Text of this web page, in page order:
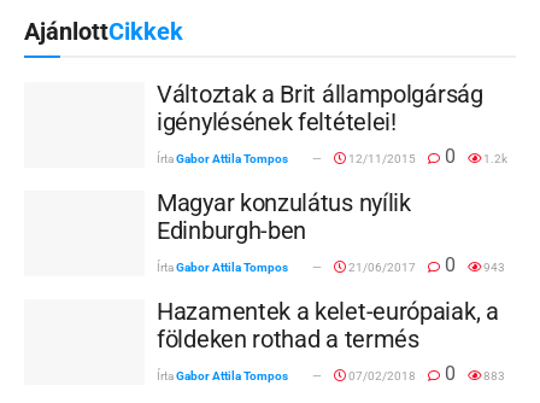
AjánlottCikkek
Változtak a Brit állampolgárság
igénylésének feltételei!
ÍrtaGabor Attila Tompos 12/11/2015 0 1.2k
Magyar konzulátus nyílik
Edinburgh-ben
ÍrtaGabor Attila Tompos 21/06/2017 0 943
Hazamentek a kelet-európaiak, a
földeken rothad a termés
ÍrtaGabor Attila Tompos 07/02/2018 0 883